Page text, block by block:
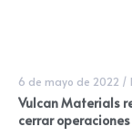
6 de mayo de 2022 /
Vulcan Materials
cerrar